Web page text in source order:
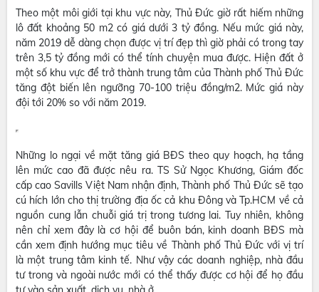
Theo một môi giới tại khu vực này, Thủ Đức giờ rất hiếm những
lô đất khoảng 50 m2 có giá dưới 3 tỷ đồng. Nếu mức giá này,
năm 2019 dễ dàng chọn được vị trí đẹp thì giờ phải có trong tay
trên 3,5 tỷ đồng mới có thể tính chuyện mua được. Hiện đất ở
một số khu vực để trở thành trung tâm của Thành phố Thủ Đức
tăng đột biến lên ngưỡng 70-100 triệu đồng/m2. Mức giá này
đội tới 20% so với năm 2019.
Những lo ngại về mặt tăng giá BĐS theo quy hoạch, hạ tầng
lên mức cao đã được nêu ra. TS Sử Ngọc Khương, Giám đốc
cấp cao Savills Việt Nam nhận định, Thành phố Thủ Đức sẽ tạo
cú hích lớn cho thị trường địa ốc cả khu Đông và Tp.HCM về cả
nguồn cung lẫn chuỗi giá trị trong tương lai. Tuy nhiên, không
nên chỉ xem đây là cơ hội để buôn bán, kinh doanh BĐS mà
cần xem định hướng mục tiêu về Thành phố Thủ Đức với vị trí
là một trung tâm kinh tế. Như vậy các doanh nghiệp, nhà đầu
tư trong và ngoài nước mới có thể thấy được cơ hội để họ đầu